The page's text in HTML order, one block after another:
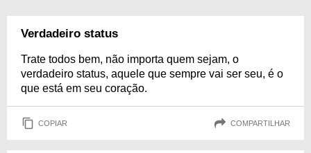
Verdadeiro status
Trate todos bem, não importa quem sejam, o
verdadeiro status, aquele que sempre vai ser seu, é o
que está em seu coração.
COPIAR COMPARTILHAR